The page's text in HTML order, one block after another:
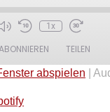
1x
TEILEN
abspielen